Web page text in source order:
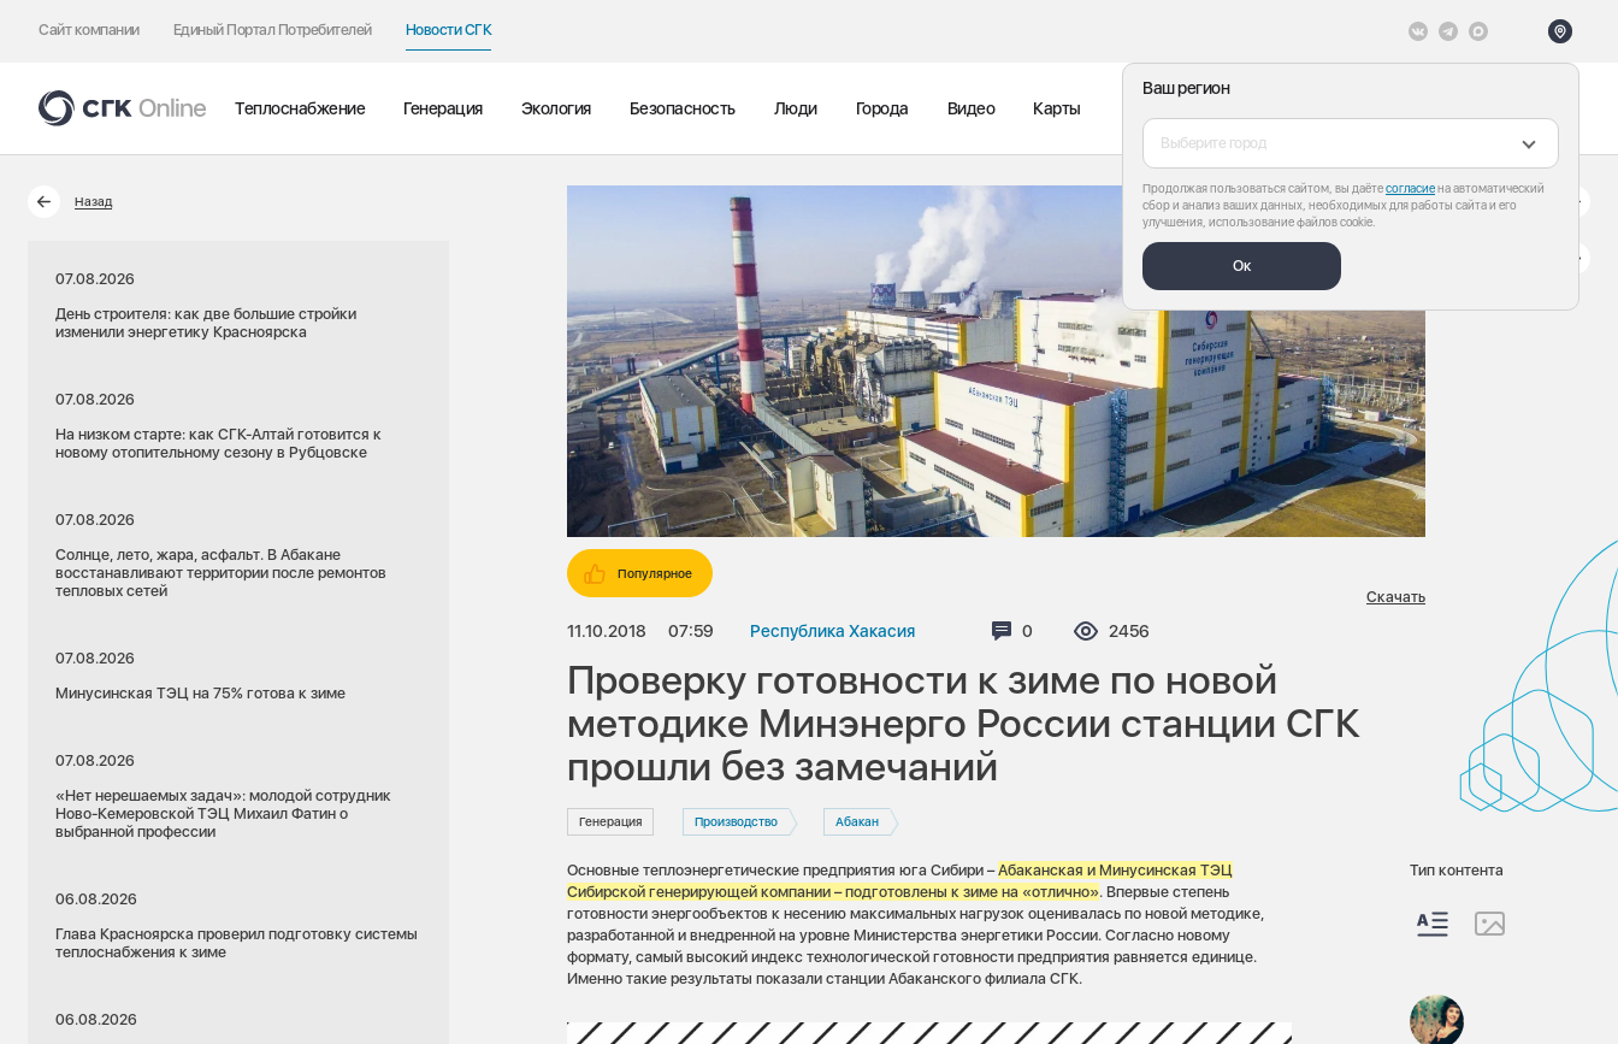
Сайт компании Единый Портал Потребителей Новости СГК
Ваш регион
Выберите город
Продолжая пользоваться сайтом, вы даётесогласиена автоматический
сбор и анализ ваших данных, необходимых для работы сайта и его
улучшения, использование файлов cookie.
Ок
Теплоснабжение Генерация Экология Безопасность Люди Города Видео Карты
Назад
07.08.2026
День строителя: как две большие стройки
изменили энергетику Красноярска
07.08.2026
На низком старте: как СГК-Алтай готовится к
новому отопительному сезону в Рубцовске
07.08.2026
Солнце, лето, жара, асфальт. В Абакане
восстанавливают территории после ремонтов
тепловых сетей
07.08.2026
Минусинская ТЭЦ на 75% готова к зиме
07.08.2026
«Нет нерешаемых задач»: молодой сотрудник
Ново-Кемеровской ТЭЦ Михаил Фатин о
выбранной профессии
06.08.2026
Глава Красноярска проверил подготовку системы
теплоснабжения к зиме
06.08.2026
Популярное
11.10.2018 07:59 Республика Хакасия Комментариев:
0 Просмотров:
2456
Скачать
Проверку готовности к зиме по новой
методике Минэнерго России станции СГК
прошли без замечаний
Генерация Производство Абакан
Основные теплоэнергетические предприятия юга Сибири –Абаканская и Минусинская ТЭЦ
Сибирской генерирующей компании – подготовлены к зиме на «отлично». Впервые степень
готовности энергообъектов к несению максимальных нагрузок оценивалась по новой методике,
разработанной и внедренной на уровне Министерства энергетики России. Согласно новому
формату, самый высокий индекс технологической готовности предприятия равняется единице.
Именно такие результаты показали станции Абаканского филиала СГК.
Тип контента